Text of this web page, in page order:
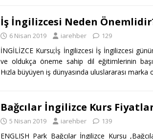
İş İngilizcesi Neden
6 Nisan 2019 iarehber 129
İNGİLİZCE Kursu;İş İngilizcesi İş İngilizcesi
ve oldukça öneme sahip dil eğitimlerinin
Hızla büyüyen iş dünyasında uluslararası marka
Bağcılar İngilizce Kurs
5 Nisan 2019 iarehber 139
ENGLISH Park Bağcılar İngilizce Kursu